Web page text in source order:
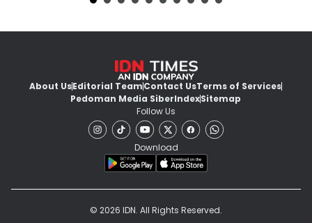
About UsEditorial TeamContact UsTerms of Services
Pedoman Media SiberIndexSitemap
Follow Us
Download
© 2026 IDN. All Rights Reserved.